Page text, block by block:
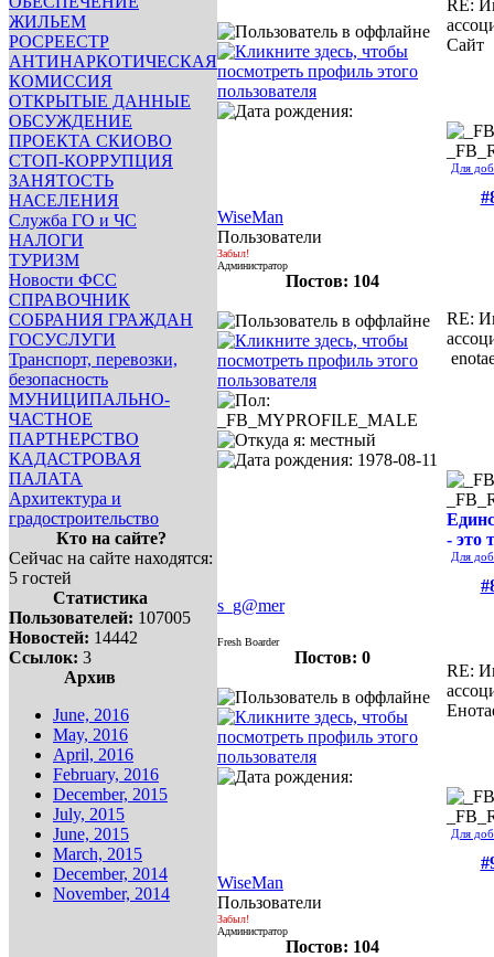
ЖИЛЬЕМ
РОСРЕЕСТР
АНТИНАРКОТИЧЕСКАЯ
КОМИССИЯ
ОТКРЫТЫЕ ДАННЫЕ
ОБСУЖДЕНИЕ
ПРОЕКТА СКИОВО
СТОП-КОРРУПЦИЯ
ЗАНЯТОСТЬ
НАСЕЛЕНИЯ
Служба ГО и ЧС
НАЛОГИ
ТУРИЗМ
Новости ФСС
СПРАВОЧНИК
СОБРАНИЯ ГРАЖДАН
ГОСУСЛУГИ
Транспорт, перевозки,
безопасность
МУНИЦИПАЛЬНО-
ЧАСТНОЕ
ПАРТНЕРСТВО
КАДАСТРОВАЯ
ПАЛАТА
Архитектура и
градостроительство
Кто на сайте?
Сейчас на сайте находятся:
5 гостей
Статистика
Пользователей: 107005
Новостей: 14442
Ссылок: 3
Архив
June, 2016
May, 2016
April, 2016
February, 2016
December, 2015
July, 2015
June, 2015
March, 2015
December, 2014
November, 2014
RE:
Сайт
Для
WiseMan
Пользователи
Забыл!
Администратор
Постов: 104
RE:
- это
Для
s_g@mer
Fresh Boarder
Постов: 0
RE:
Для
WiseMan
Пользователи
Забыл!
Администратор
Постов: 104